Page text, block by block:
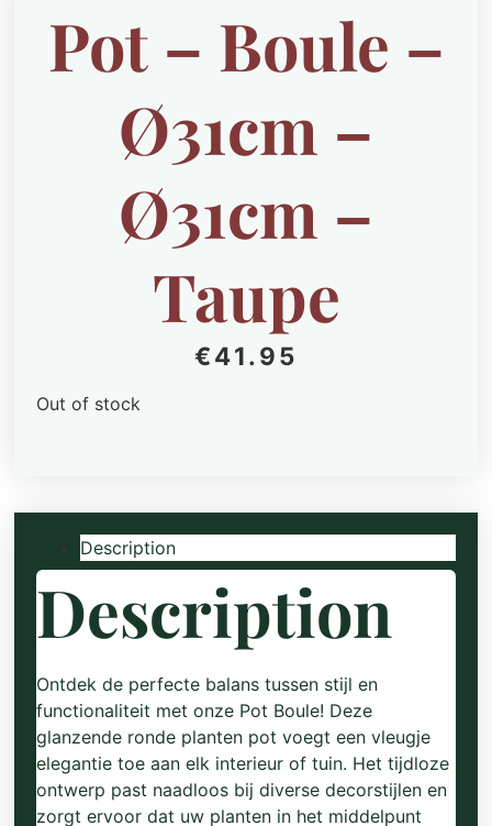
Pot – Boule –
Ø31cm –
Ø31cm –
Taupe
€41.95
Out of stock
Description
Description
Ontdek de perfecte balans tussen stijl en
functionaliteit met onze Pot Boule! Deze
glanzende ronde planten pot voegt een vleugje
elegantie toe aan elk interieur of tuin. Het tijdloze
ontwerp past naadloos bij diverse decorstijlen en
zorgt ervoor dat uw planten in het middelpunt